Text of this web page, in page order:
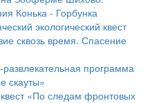
Конька - Горбунка
экологический квест
сквозь время. Спасение
программа
скауты»
квест «По следам фронтовых